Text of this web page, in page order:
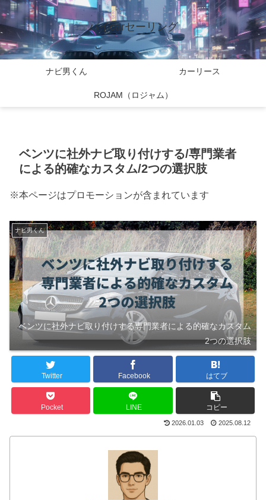
バイcarセーリング
ナビ男くん カーリース
ROJAM（ロジャム）
ベンツに社外ナビ取り付けする/専門業者
による的確なカスタム/2つの選択肢
※本ページはプロモーションが含まれています
ナビ男くん
ベンツに社外ナビ取り付けする専門業者による的確なカスタム
2つの選択肢
Twitter Facebook はてブ
Pocket LINE コピー
2026.01.03 2025.08.12